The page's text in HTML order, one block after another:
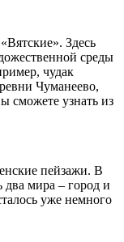
Здесь
среды
чудак
Чуманеево,
сможете узнать из
пейзажи. В
два мира – город и
уже немного